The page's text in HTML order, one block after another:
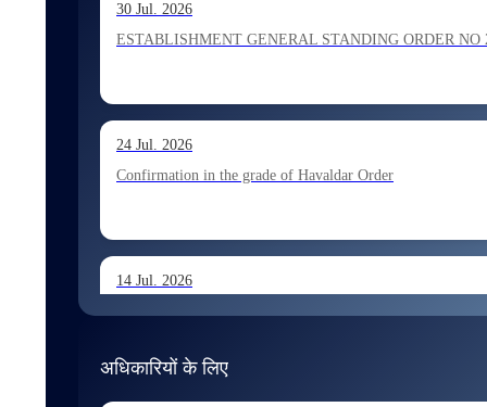
30 Jul. 2026
ESTABLISHMENT GENERAL STANDING ORDER NO
24 Jul. 2026
Confirmation in the grade of Havaldar Order
14 Jul. 2026
अधिकारियों के लिए